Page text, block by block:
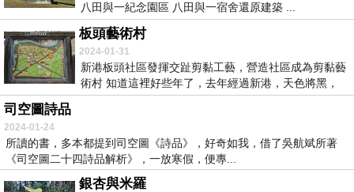
八田與一紀念園區 八田與一宿舍還原建築 ...
板頭藝術村
2024-01-31
新港板頭社區發揮交趾剪黏工藝，營造社區成為剪黏藝
術村 知道這裡好些年了，去年經過新港，天色將黑，
緣...
司空圖詩品
2024-01-24
所讀的書，多本都提到司空圖《詩品》，好奇如我，借了吳航斌所著
《司空圖二十四詩品解析》，一放寒假，便專...
銀杏與米羅